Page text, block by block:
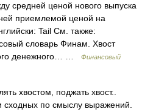
средней ценой нового выпуска
приемлемой ценой на
Tail См. также:
словарь Финам. Хвост
денежного… …
Финансовый
хвостом, поджать хвост..
сходных по смыслу выражений.